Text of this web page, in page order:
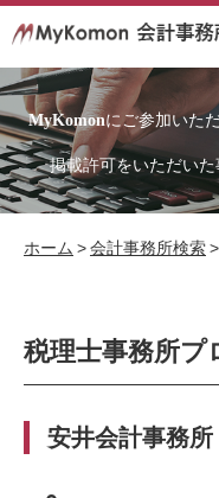
MyKomonにご参加いた
掲載許可をいただいた
ホーム >会計事務所検索>
税理士事務所プ
安井会計事務所